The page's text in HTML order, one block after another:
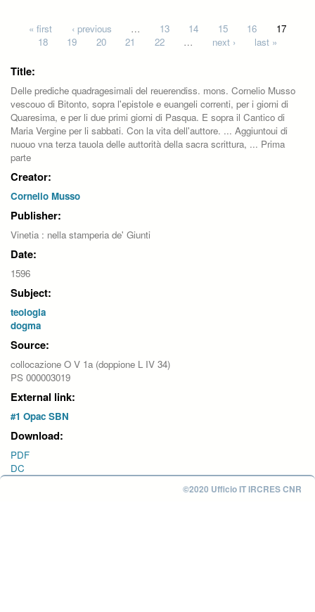
Pages
« first ‹ previous … 13 14 15 16
17
18
19 20 21 22 … next › last »
Title:
Delle prediche quadragesimali del reuerendiss. mons. Cornelio Musso
vescouo di Bitonto, sopra l'epistole e euangeli correnti, per i giorni di
Quaresima, e per li due primi giorni di Pasqua. E sopra il Cantico di
Maria Vergine per li sabbati. Con la vita dell'auttore. ... Aggiuntoui di
nuouo vna terza tauola delle auttorità della sacra scrittura, ... Prima
parte
Creator:
Cornelio Musso
Publisher:
Vinetia : nella stamperia de' Giunti
Date:
1596
Subject:
teologia
dogma
Source:
collocazione O V 1a (doppione L IV 34)
PS 000003019
External link:
#1 Opac SBN
Download:
PDF
DC
©2020 Ufficio IT IRCRES CNR